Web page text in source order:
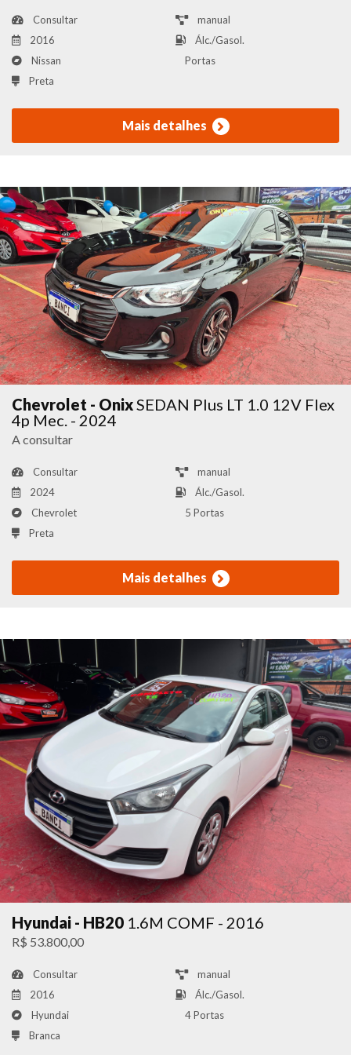
Consultar
manual
2016
Álc./Gasol.
Nissan
Portas
Preta
Mais detalhes
Chevrolet - OnixSEDAN Plus LT 1.0 12V Flex
4p Mec. - 2024
A consultar
Consultar
manual
2024
Álc./Gasol.
Chevrolet
5 Portas
Preta
Mais detalhes
Hyundai - HB20 1.6M COMF - 2016
R$ 53.800,00
Consultar
manual
2016
Álc./Gasol.
Hyundai
4 Portas
Branca